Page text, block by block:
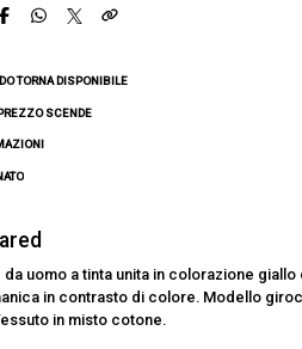
TORNA DISPONIBILE
SCENDE
da uomo a tinta unita in colorazione
in contrasto di colore. Modello
in misto cotone.